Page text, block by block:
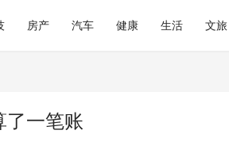
房产 汽车 健康 生活 文旅
了一笔账